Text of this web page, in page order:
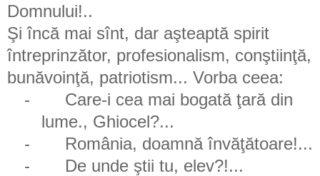
Domnului!..
Şi încă mai sînt, dar aşteaptă spirit
întreprinzător, profesionalism, conştiinţă,
bunăvoinţă, patriotism... Vorba ceea:
-
Care-i cea mai bogată ţară din
lume., Ghiocel?...
-
România, doamnă învăţătoare!...
-
De unde ştii tu, elev?!...